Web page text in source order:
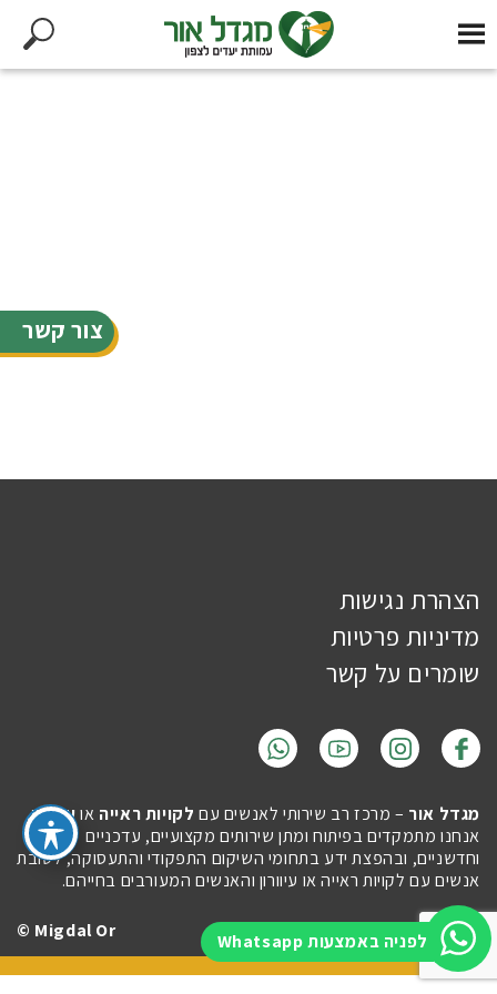
צור קשר
לפניה באמצעות Whatsapp
הצהרת נגישות
מדיניות פרטיות
שומרים על קשר
מגדל אור – מרכז רב שירותי לאנשים עם לקויות ראייה אועיוורון.
אנחנו מתמקדים בפיתוח ומתן שירותים מקצועיים, עדכניים
וחדשניים, ובהפצת ידע בתחומי השיקום התפקודי והתעסוקה, לטובת
אנשים עם לקויות ראייה או עיוורון והאנשים המעורבים בחייהם.
Imaginet
Migdal Or ©